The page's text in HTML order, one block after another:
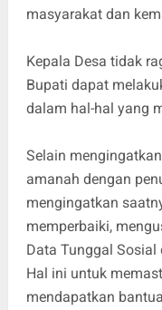
masyarakat dan
Kepala Desa tidak
Bupati dapat
dalam hal-hal yang
Selain
amanah dengan
mengingatkan
memperbaiki,
Data Tunggal Sosial
Hal ini untuk
mendapatkan